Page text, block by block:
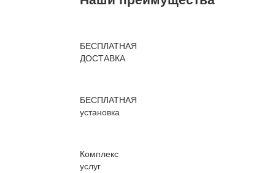
БЕСПЛАТНАЯ
ДОСТАВКА
БЕСПЛАТНАЯ
установка
Комплекс
услуг